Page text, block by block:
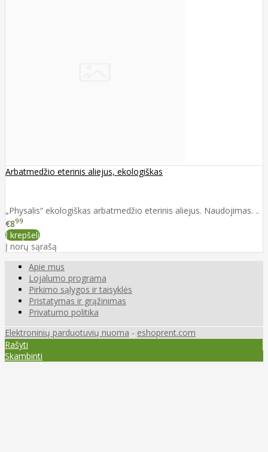
Arbatmedžio eterinis aliejus, ekologiškas
„Physalis“ ekologiškas arbatmedžio eterinis aliejus. Naudojimas. ..
€899
Į krepšelį
Į norų sąrašą
Apie mus
Lojalumo programa
Pirkimo sąlygos ir taisyklės
Pristatymas ir grąžinimas
Privatumo politika
Elektroninių parduotuvių nuoma - eshoprent.com
Rašyti
Skambinti